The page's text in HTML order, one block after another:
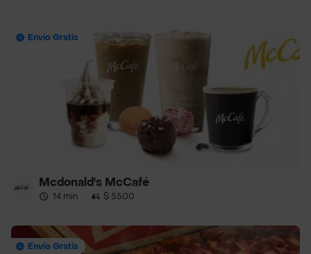
Envío Gratis
Mcdonald's McCafé
14 min · $ 5500
Envío Gratis